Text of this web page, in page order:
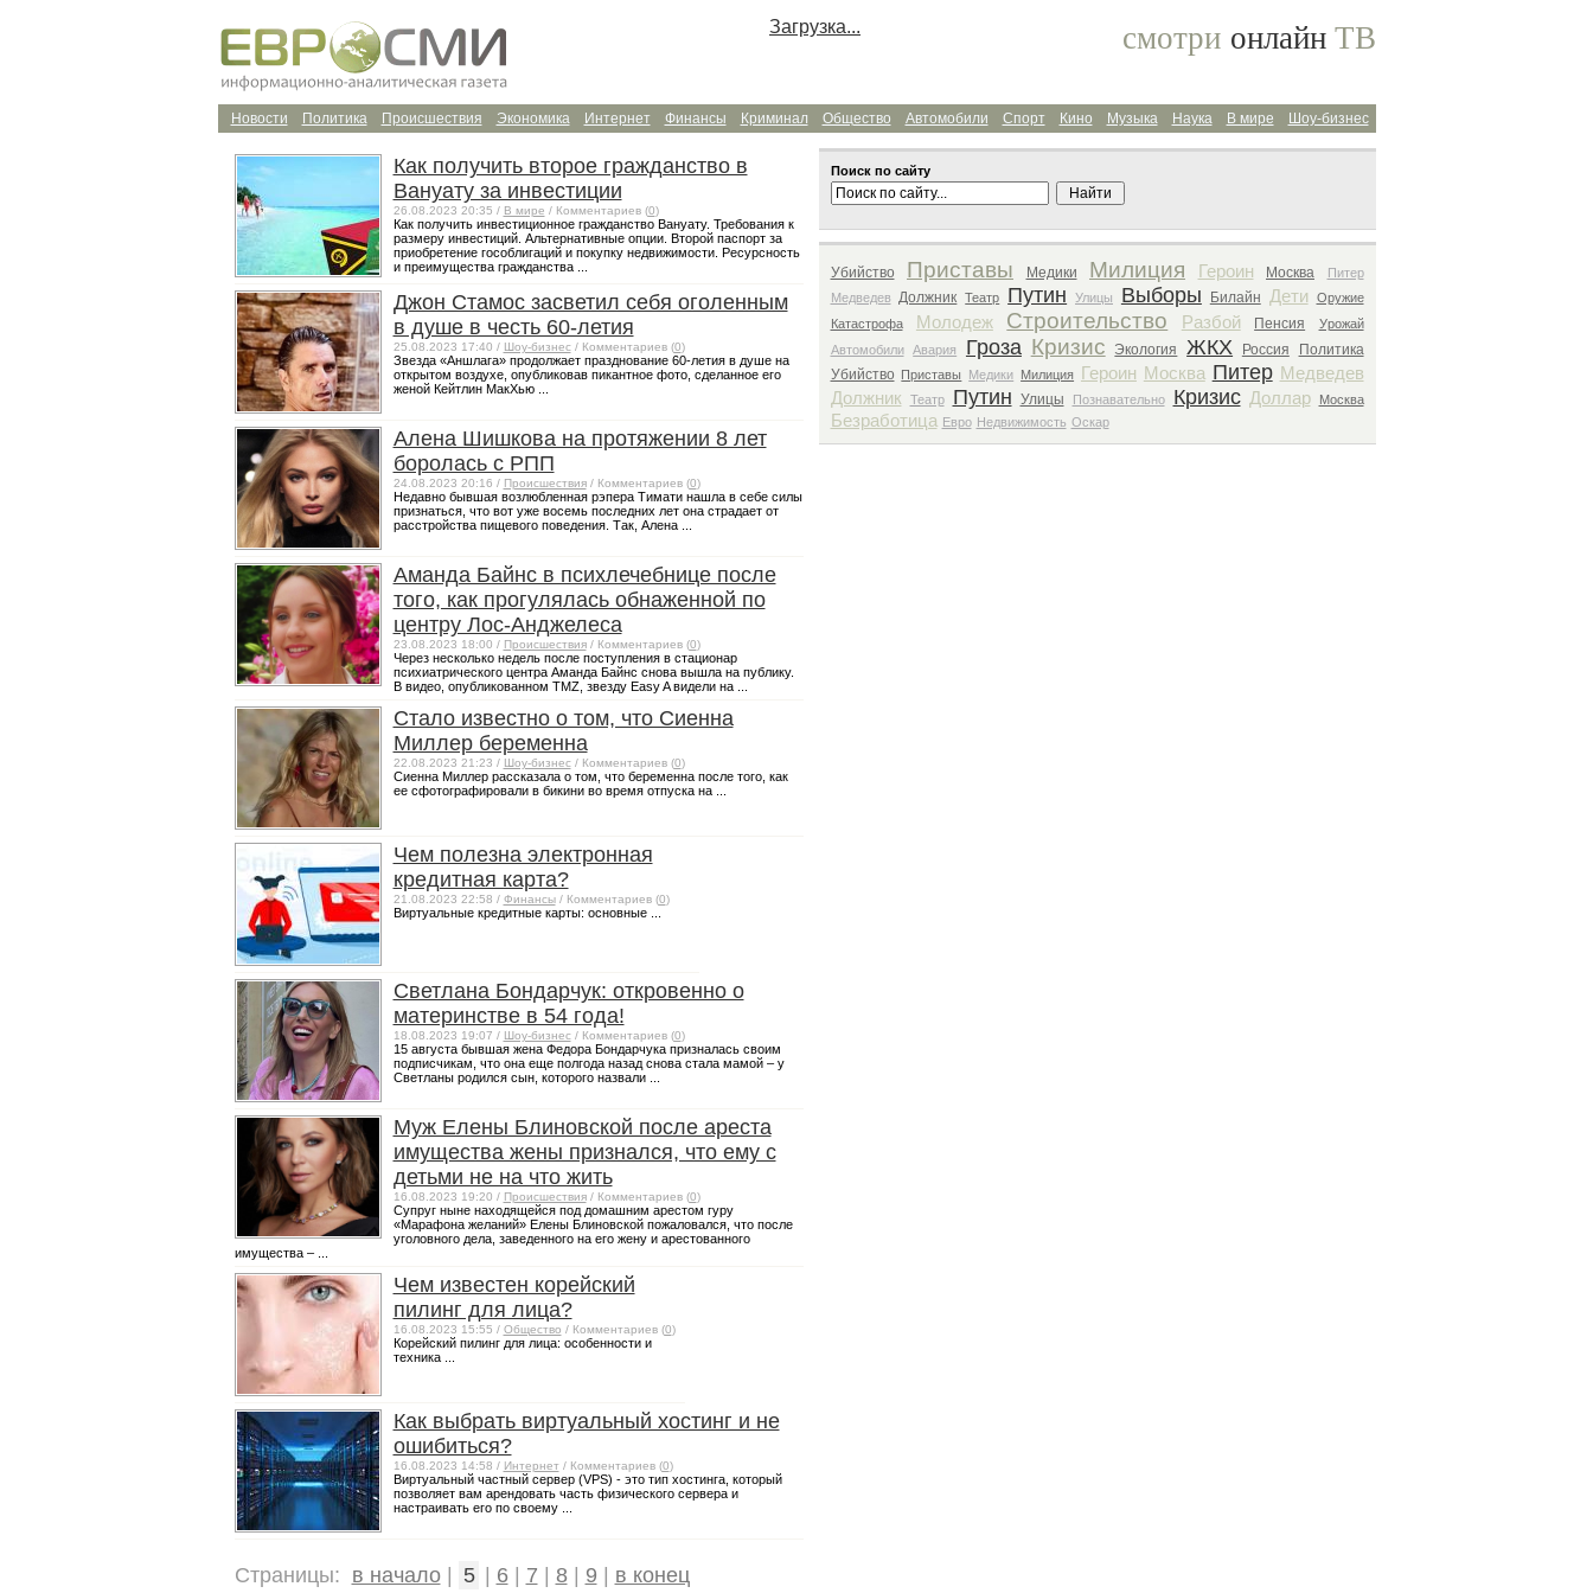
смотри онлайн ТВ
Шоу-бизнес
В мире
Наука
Музыка
Кино
Спорт
Автомобили
Общество
Криминал
Финансы
Интернет
Экономика
Происшествия
Политика
Новости
Как получить второе гражданство в
Вануату за инвестиции
26.08.2023 20:35 / В мире / Комментариев (0)
Как получить инвестиционное гражданство Вануату. Требования к
размеру инвестиций. Альтернативные опции. Второй паспорт за
приобретение гособлигаций и покупку недвижимости. Ресурсность
и преимущества гражданства ...
Джон Стамос засветил себя оголенным
в душе в честь 60-летия
25.08.2023 17:40 / Шоу-бизнес/ Комментариев (0)
Звезда «Аншлага» продолжает празднование 60-летия в душе на
открытом воздухе, опубликовав пикантное фото, сделанное его
женой Кейтлин МакХью ...
Алена Шишкова на протяжении 8 лет
боролась с РПП
24.08.2023 20:16 / Происшествия/ Комментариев (0)
Недавно бывшая возлюбленная рэпера Тимати нашла в себе силы
признаться, что вот уже восемь последних лет она страдает от
расстройства пищевого поведения. Так, Алена ...
Аманда Байнс в психлечебнице после
того, как прогулялась обнаженной по
центру Лос-Анджелеса
23.08.2023 18:00 / Происшествия/ Комментариев (0)
Через несколько недель после поступления в стационар
психиатрического центра Аманда Байнс снова вышла на публику.
В видео, опубликованном TMZ, звезду Easy A видели на ...
Стало известно о том, что Сиенна
Миллер беременна
22.08.2023 21:23 / Шоу-бизнес/ Комментариев (0)
Сиенна Миллер рассказала о том, что беременна после того, как
ее сфотографировали в бикини во время отпуска на ...
Чем полезна электронная
кредитная карта?
21.08.2023 22:58 / Финансы/ Комментариев (0)
Виртуальные кредитные карты: основные ...
Светлана Бондарчук: откровенно о
материнстве в 54 года!
18.08.2023 19:07 / Шоу-бизнес/ Комментариев (0)
15 августа бывшая жена Федора Бондарчука призналась своим
подписчикам, что она еще полгода назад снова стала мамой – у
Светланы родился сын, которого назвали ...
Муж Елены Блиновской после ареста
имущества жены признался, что ему с
детьми не на что жить
16.08.2023 19:20 / Происшествия/ Комментариев (0)
Супруг ныне находящейся под домашним арестом гуру
«Марафона желаний» Елены Блиновской пожаловался, что после
уголовного дела, заведенного на его жену и арестованного
имущества – ...
Чем известен корейский
пилинг для лица?
16.08.2023 15:55 / Общество / Комментариев (0)
Корейский пилинг для лица: особенности и
техника ...
Как выбрать виртуальный хостинг и не
ошибиться?
16.08.2023 14:58 / Интернет/ Комментариев (0)
Виртуальный частный сервер (VPS) - это тип хостинга, который
позволяет вам арендовать часть физического сервера и
настраивать его по своему ...
Страницы: в начало| 5 6| 7 8| 9 в конец
Поиск по сайту
Поиск архива
Убийство Приставы Медики Милиция Героин Москва
Питер
Медведев
Должник Театр Путин Улицы Выборы Билайн Дети
Оружие
Катастрофа
Молодеж Строительство Разбой Пенсия
Урожай
Автомобили
Авария Гроза Кризис Экология ЖКХ Россия
Политика
Убийство Приставы Медики Милиция Героин Москва Питер Медведев
Должник
Театр Путин Улицы Познавательно Кризис Доллар Москва
Безработица Евро Недвижимость Оскар
Загрузка...